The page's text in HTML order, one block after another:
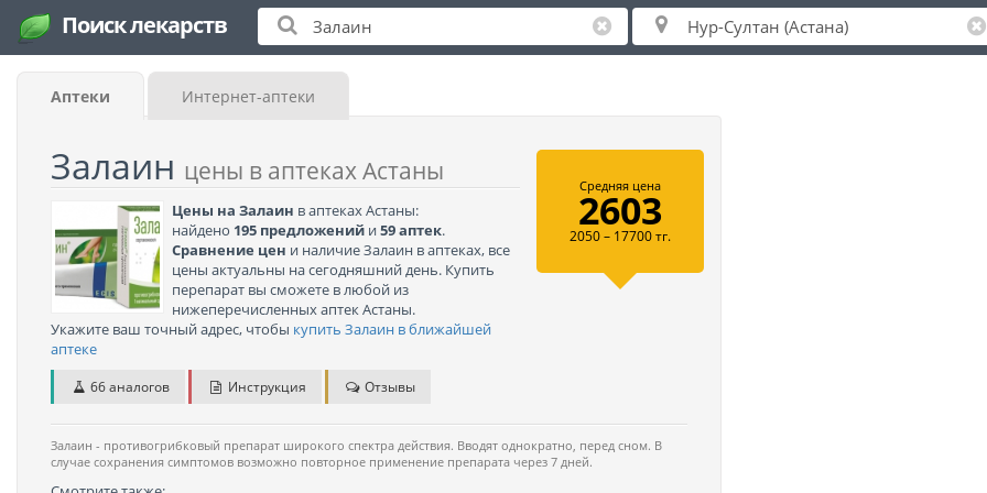
Поиск лекарств
Аптеки Интернет-аптеки
Залаин цены в аптеках Астаны
Цены на Залаин в аптеках Астаны:
найдено 195 предложений и59 аптек.
Сравнение цен и наличие Залаин в аптеках, все
цены актуальны на сегодняшний день. Купить
перепарат вы сможете в любой из
нижеперечисленных аптек Астаны.
Укажите ваш точный адрес, чтобы купить Залаин в ближайшей
аптеке
66 аналогов Инструкция Отзывы
Средняя цена
2603
2050 – 17700 тг.
Залаин - противогрибковый препарат широкого спектра действия. Вводят однократно, перед сном. В
случае сохранения симптомов возможно повторное применение препарата через 7 дней.